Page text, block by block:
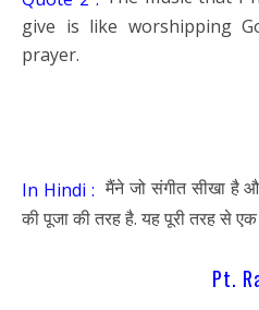
give is like worshipping
prayer.
In Hindi : मैंने जो संगीत सीखा है
की पूजा की तरह है. यह पूरी तरह से एक
Pt.